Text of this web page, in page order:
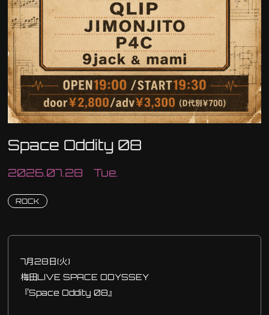
Space Oddity 08
2026.07.28 Tue.
ROCK
7月28日(火)
梅田LIVE SPACE ODYSSEY
『Space Oddity 08』